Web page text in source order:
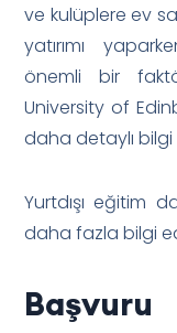
ve kulüplere ev
yatırımı
önemli bir
University of
daha detaylı bilgi
Yurtdışı eğitim
daha fazla bilgi